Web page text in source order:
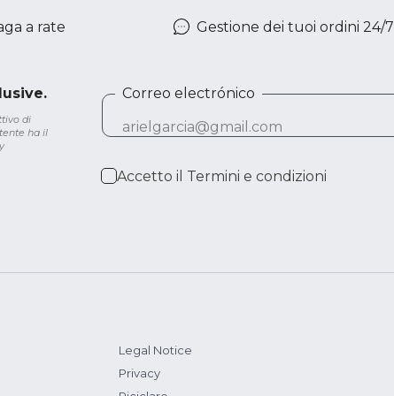
a rate Gestione dei tuoi ordini 24/7
di
ha il
Correo electrónico
Accetto il Termini e condizioni
Legal Notice
Privacy